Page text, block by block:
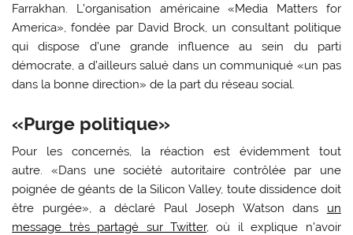
Farrakhan. L’organisation américaine «Media Matters for
America», fondée par David Brock, un consultant politique
qui dispose d’une grande influence au sein du parti
démocrate, a d’ailleurs salué dans un communiqué «un pas
dans la bonne direction» de la part du réseau social.
«Purge politique»
Pour les concernés, la réaction est évidemment tout
autre. «Dans une société autoritaire contrôlée par une
poignée de géants de la Silicon Valley, toute dissidence doit
être purgée», a déclaré Paul Joseph Watson dans un
message très partagé sur Twitter, où il explique n’avoir